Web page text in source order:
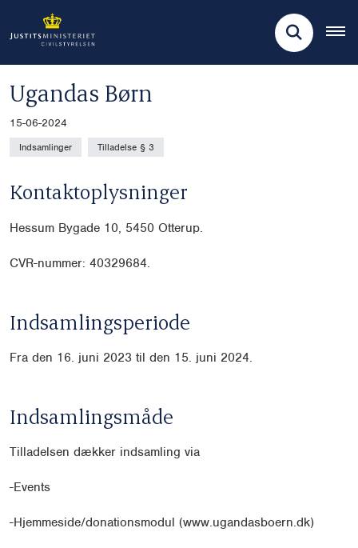
Ugandas Børn
15-06-2024
Indsamlinger Tilladelse § 3
Kontaktoplysninger
Hessum Bygade 10, 5450 Otterup.
CVR-nummer: 40329684.
Indsamlingsperiode
Fra den 16. juni 2023 til den 15. juni 2024.
Indsamlingsmåde
Tilladelsen dækker indsamling via
-Events
-Hjemmeside/donationsmodul (www.ugandasboern.dk)